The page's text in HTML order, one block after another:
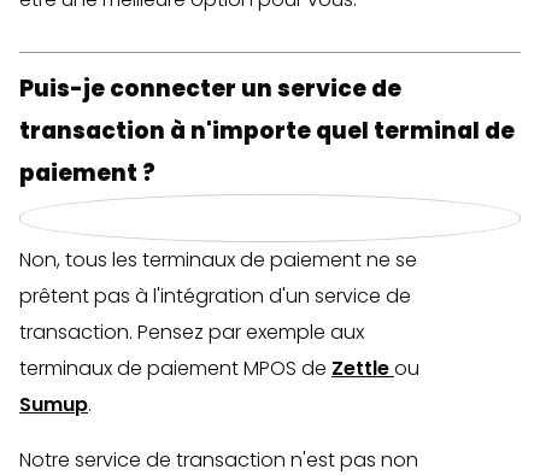
Puis-je connecter un service de
transaction à n'importe quel terminal de
paiement ?
Non, tous les terminaux de paiement ne se
prêtent pas à l'intégration d'un service de
transaction. Pensez par exemple aux
terminaux de paiement MPOS de Zettleou
Sumup.
Notre service de transaction n'est pas non